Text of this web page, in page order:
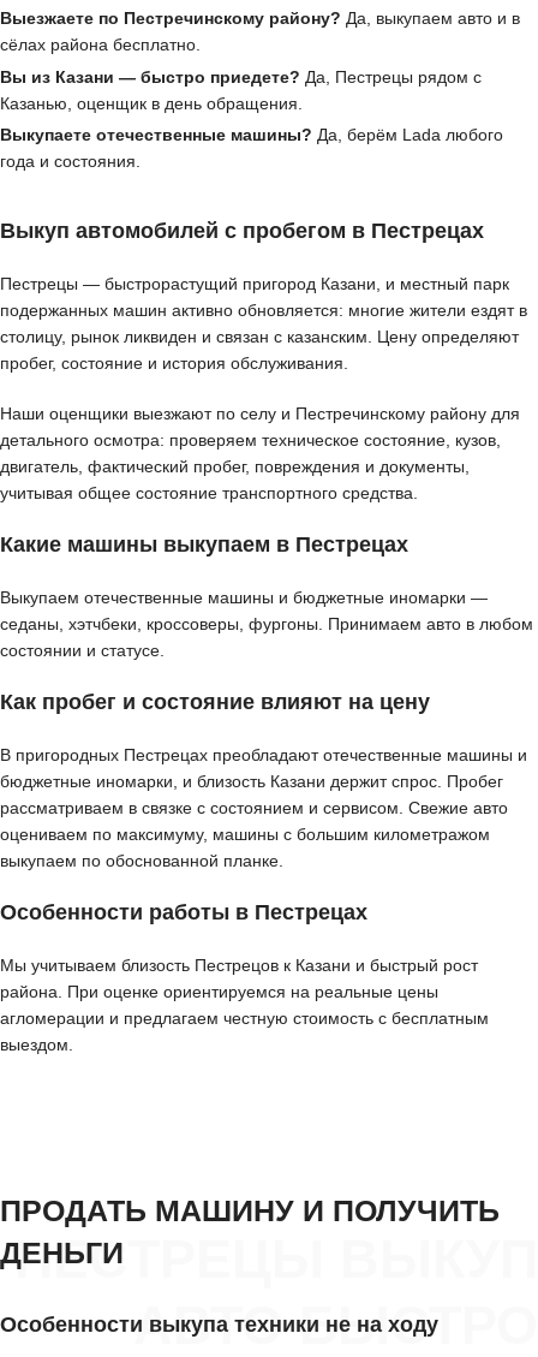
Выезжаете по Пестречинскому району? Да, выкупаем авто и в
сёлах района бесплатно.
Вы из Казани — быстро приедете? Да, Пестрецы рядом с
Казанью, оценщик в день обращения.
Выкупаете отечественные машины? Да, берём Lada любого
года и состояния.
Выкуп автомобилей с пробегом в Пестрецах
Пестрецы — быстрорастущий пригород Казани, и местный парк
подержанных машин активно обновляется: многие жители ездят в
столицу, рынок ликвиден и связан с казанским. Цену определяют
пробег, состояние и история обслуживания.
Наши оценщики выезжают по селу и Пестречинскому району для
детального осмотра: проверяем техническое состояние, кузов,
двигатель, фактический пробег, повреждения и документы,
учитывая общее состояние транспортного средства.
Какие машины выкупаем в Пестрецах
Выкупаем отечественные машины и бюджетные иномарки —
седаны, хэтчбеки, кроссоверы, фургоны. Принимаем авто в любом
состоянии и статусе.
Как пробег и состояние влияют на цену
В пригородных Пестрецах преобладают отечественные машины и
бюджетные иномарки, и близость Казани держит спрос. Пробег
рассматриваем в связке с состоянием и сервисом. Свежие авто
оцениваем по максимуму, машины с большим километражом
выкупаем по обоснованной планке.
Особенности работы в Пестрецах
Мы учитываем близость Пестрецов к Казани и быстрый рост
района. При оценке ориентируемся на реальные цены
агломерации и предлагаем честную стоимость с бесплатным
выездом.
ПЕСТРЕЦЫ ВЫКУП
АВТО БЫСТРО
ПРОДАТЬ МАШИНУ И ПОЛУЧИТЬ
ДЕНЬГИ
Особенности выкупа техники не на ходу